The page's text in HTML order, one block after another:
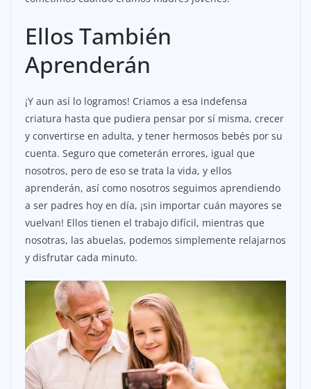
Ellos También
Aprenderán
¡Y aun así lo logramos! Criamos a esa indefensa
criatura hasta que pudiera pensar por sí misma, crecer
y convertirse en adulta, y tener hermosos bebés por su
cuenta. Seguro que cometerán errores, igual que
nosotros, pero de eso se trata la vida, y ellos
aprenderán, así como nosotros seguimos aprendiendo
a ser padres hoy en día, ¡sin importar cuán mayores se
vuelvan! Ellos tienen el trabajo difícil, mientras que
nosotras, las abuelas, podemos simplemente relajarnos
y disfrutar cada minuto.